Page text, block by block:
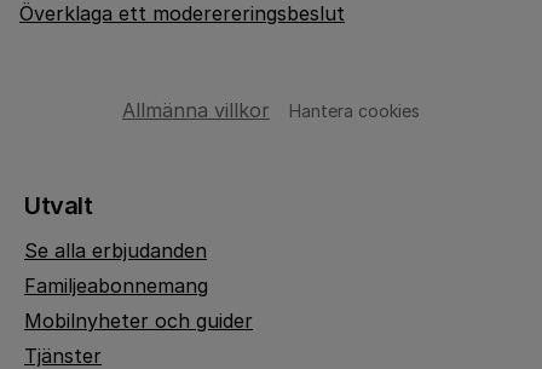
Överklaga ett moderereringsbeslut
Allmänna villkor Hantera cookies
Utvalt
Se alla erbjudanden
Familjeabonnemang
Mobilnyheter och guider
Tjänster